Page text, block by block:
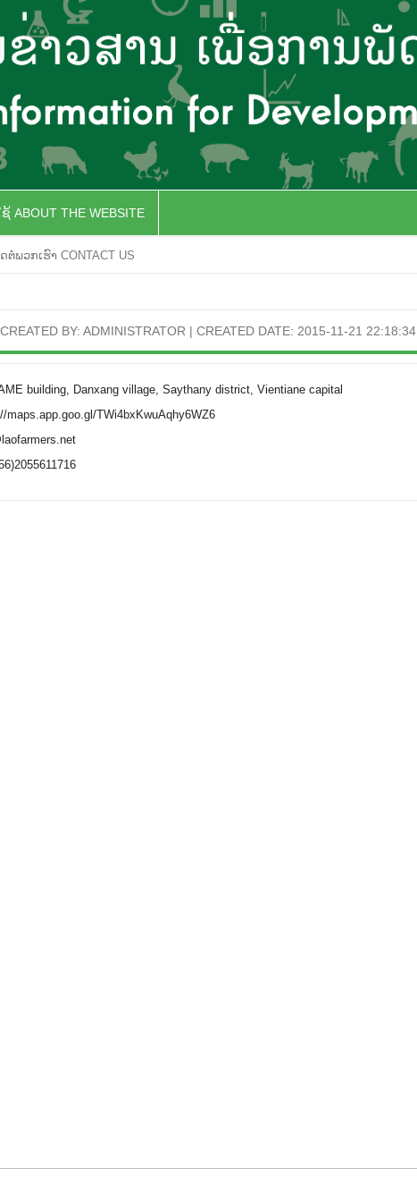
ABOUT THE WEBSITE
ຕໍ່ພວກເຮົາ CONTACT US
CREATED BY: ADMINISTRATOR | CREATED DATE: 2015-11-21 22:18:34
building, Danxang village, Saythany district, Vientiane capital
maps.app.goo.gl/TWi4bxKwuAqhy6WZ6